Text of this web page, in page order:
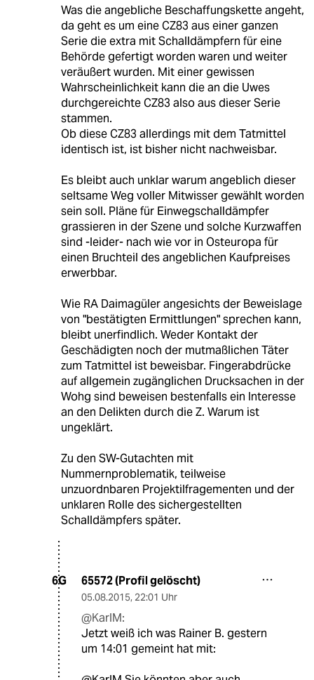
Was die angebliche Beschaffungskette angeht,
da geht es um eine CZ83 aus einer ganzen
Serie die extra mit Schalldämpfern für eine
Behörde gefertigt worden waren und weiter
veräußert wurden. Mit einer gewissen
Wahrscheinlichkeit kann die an die Uwes
durchgereichte CZ83 also aus dieser Serie
stammen.
Ob diese CZ83 allerdings mit dem Tatmittel
identisch ist, ist bisher nicht nachweisbar.
Es bleibt auch unklar warum angeblich dieser
seltsame Weg voller Mitwisser gewählt worden
sein soll. Pläne für Einwegschalldämpfer
grassieren in der Szene und solche Kurzwaffen
sind -leider- nach wie vor in Osteuropa für
einen Bruchteil des angeblichen Kaufpreises
erwerbbar.
Wie RA Daimagüler angesichts der Beweislage
von "bestätigten Ermittlungen" sprechen kann,
bleibt unerfindlich. Weder Kontakt der
Geschädigten noch der mutmaßlichen Täter
zum Tatmittel ist beweisbar. Fingerabdrücke
auf allgemein zugänglichen Drucksachen in der
Wohg sind beweisen bestenfalls ein Interesse
an den Delikten durch die Z. Warum ist
ungeklärt.
Zu den SW-Gutachten mit
Nummernproblematik, teilweise
unzuordnbaren Projektilfragementen und der
unklaren Rolle des sichergestellten
Schalldämpfers später.
6G 65572 (Profil gelöscht)
05.08.2015, 22:01 Uhr
@KarlM:
Jetzt weiß ich was Rainer B. gestern
um 14:01 gemeint hat mit: